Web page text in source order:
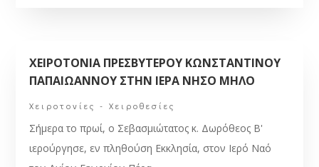
ΧΕΙΡΟΤΟΝΙΑ ΠΡΕΣΒΥΤΕΡΟΥ ΚΩΝΣΤΑΝΤΙΝΟΥ
ΠΑΠΑΙΩΑΝΝΟΥ ΣΤΗΝ ΙΕΡΑ ΝΗΣΟ ΜΗΛΟ
Χειροτονίες - Χειροθεσίες
Σήμερα το πρωί, ο Σεβασμιώτατος κ. Δωρόθεος Β'
ιερούργησε, εν πληθούση Εκκλησία, στον Ιερό Ναό